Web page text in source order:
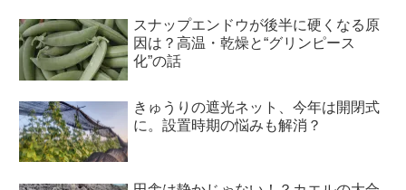
スナップエンドウが後半に硬くなる原
因は？高温・乾燥と“グリンピース
化”の話
きゅうりの遮光ネット、今年は開閉式
に。設置時期の悩みも解消？